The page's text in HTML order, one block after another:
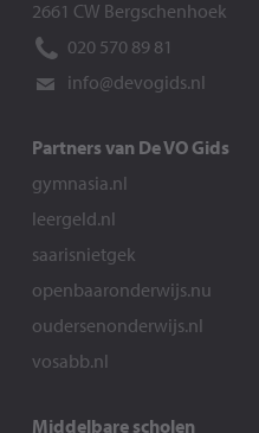
2661 CW Bergschenhoek
020 570 89 81
info@devogids.nl
Partners van De VO Gids
gymnasia.nl
leergeld.nl
saarisnietgek
openbaaronderwijs.nu
oudersenonderwijs.nl
vosabb.nl
Middelbare scholen